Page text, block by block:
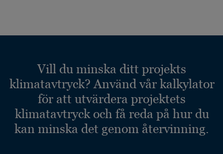
Vill du minska ditt projekts
klimatavtryck? Använd vår kalkylator
för att utvärdera projektets
klimatavtryck och få reda på hur du
kan minska det genom återvinning.